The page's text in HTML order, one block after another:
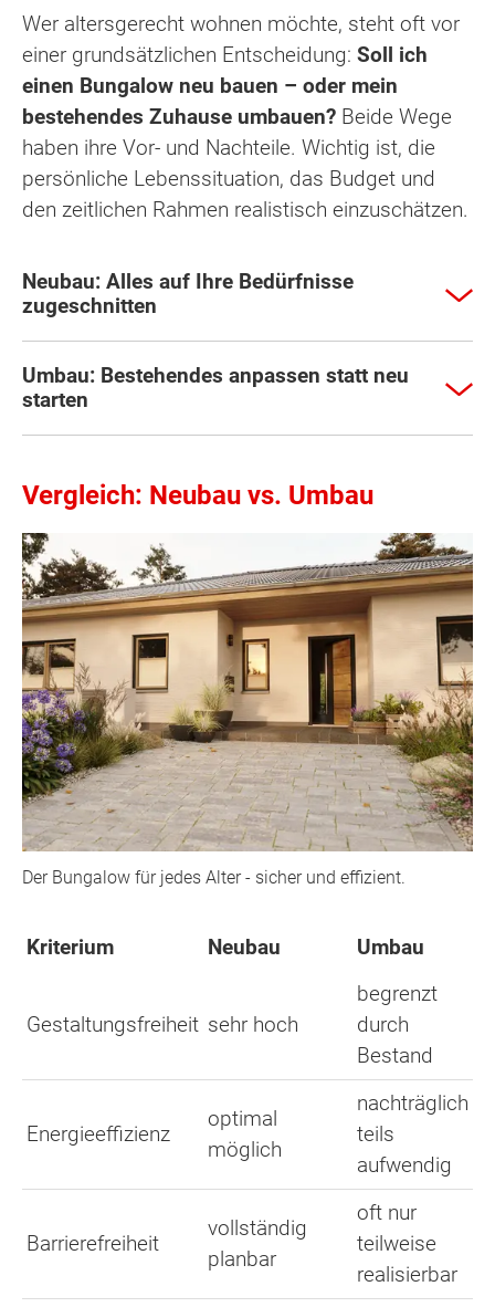
Wer altersgerecht wohnen möchte, steht oft vor
einer grundsätzlichen Entscheidung: Soll ich
einen Bungalow neu bauen – oder mein
bestehendes Zuhause umbauen? Beide Wege
haben ihre Vor- und Nachteile. Wichtig ist, die
persönliche Lebenssituation, das Budget und
den zeitlichen Rahmen realistisch einzuschätzen.
Neubau: Alles auf Ihre Bedürfnisse
zugeschnitten
Umbau: Bestehendes anpassen statt neu
starten
Vergleich: Neubau vs. Umbau
Der Bungalow für jedes Alter - sicher und effizient.
Kriterium Neubau Umbau
Gestaltungsfreiheit sehr hoch
begrenzt
durch
Bestand
Energieeffizienz
optimal
möglich
nachträglich
teils
aufwendig
Barrierefreiheit
vollständig
planbar
oft nur
teilweise
realisierbar